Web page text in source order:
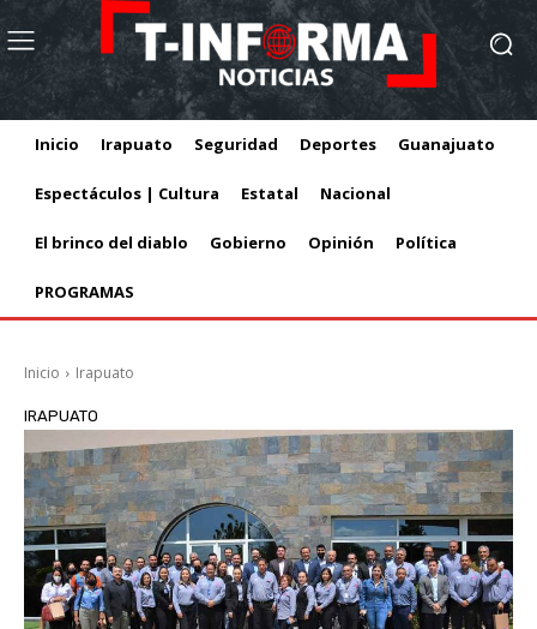
Inicio Irapuato Seguridad Deportes Guanajuato
Espectáculos | Cultura Estatal Nacional
El brinco del diablo Gobierno Opinión Política
PROGRAMAS
Inicio Irapuato
IRAPUATO